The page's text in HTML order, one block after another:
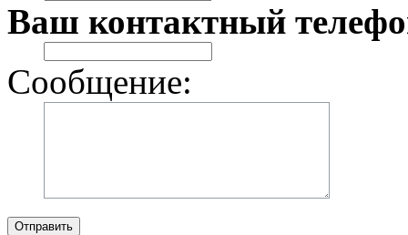
Ваш контактный
Сообщение:
Отправить